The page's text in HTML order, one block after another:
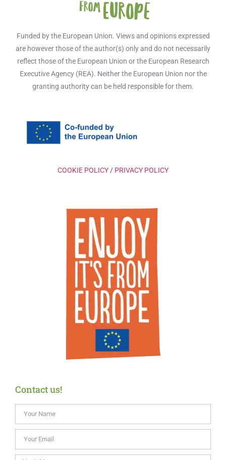
Funded by the European Union. Views and opinions expressed
are however those of the author(s) only and do not necessarily
reflect those of the European Union or the European Research
Executive Agency (REA). Neither the European Union nor the
granting authority can be held responsible for them.
COOKIE POLICY / PRIVACY POLICY
Contact us!